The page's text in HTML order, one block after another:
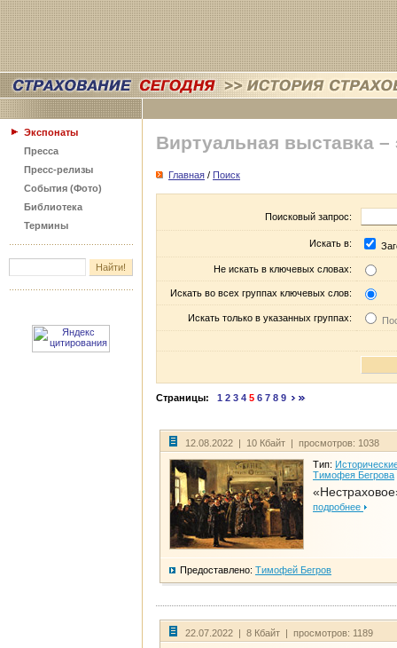
Экспонаты
Пресса
Пресс-релизы
События (Фото)
Библиотека
Термины
Виртуальная выставка –
Главная / Поиск
Поисковый запрос:
Искать в:
Не искать в ключевых словах:
Искать во всех группах ключевых слов:
Искать только в указанных группах:
Страницы: 1 2 3 4 5 6 7 8 9
12.08.2022 | 10 Кбайт | просмотров: 1038
Тип:
Тимофея Бегрова
подробнее
Предоставлено: Тимофей Бегров
22.07.2022 | 8 Кбайт | просмотров: 1189